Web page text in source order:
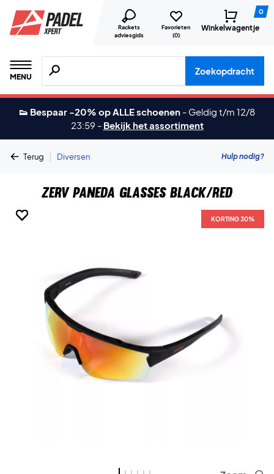
Rackets
adviesgids
Favorieten
(0)
0
Winkelwagentje
MENU
Zoeken naar producten, merken etc.
Zoekopdracht
👟 Bespaar -20% op ALLE schoenen - Geldig t/m 12/8
23:59 - Bekijk het assortiment
Terug | Diversen Hulp nodig?
ZERV Paneda Glasses Black/Red
KORTING 30%
KORTING 30%
KORTING 30%
KORTING 30%
KORTING 30%
KORTING 30%